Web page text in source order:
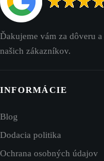
Ďakujeme vám za dôveru
našich zákazníkov.
INFORMÁCIE
Blog
Dodacia politika
Ochrana osobných údajov